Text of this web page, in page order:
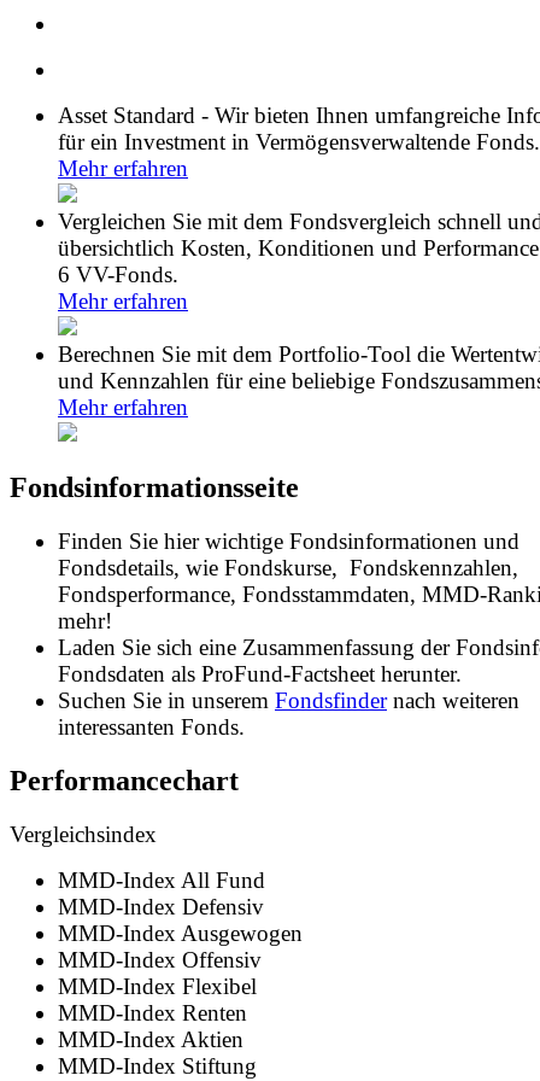
Asset Standard - Wir bieten Ihnen umfangreiche
für ein Investment in Vermögensverwaltende Fonds.
Mehr erfahren
Vergleichen Sie mit dem Fondsvergleich schnell
übersichtlich Kosten, Konditionen und
6 VV-Fonds.
Mehr erfahren
Berechnen Sie mit dem Portfolio-Tool die
und Kennzahlen für eine beliebige
Mehr erfahren
Fondsinformationsseite
Finden Sie hier wichtige Fondsinformationen und
Fondsdetails, wie Fondskurse, Fondskennzahlen,
Fondsperformance, Fondsstammdaten, MMD-
mehr!
Laden Sie sich eine Zusammenfassung der
Fondsdaten als ProFund-Factsheet herunter.
Suchen Sie in unserem Fondsfindernach weiteren
interessanten Fonds.
Performancechart
Vergleichsindex
MMD-Index All Fund
MMD-Index Defensiv
MMD-Index Ausgewogen
MMD-Index Offensiv
MMD-Index Flexibel
MMD-Index Renten
MMD-Index Aktien
MMD-Index Stiftung